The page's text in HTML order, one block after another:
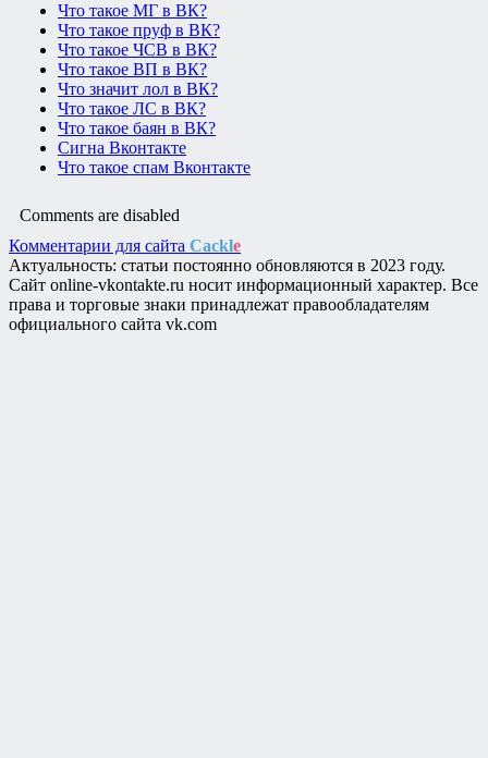
Что такое МГ в ВК?
Что такое пруф в ВК?
Что такое ЧСВ в ВК?
Что такое ВП в ВК?
Что значит лол в ВК?
Что такое ЛС в ВК?
Что такое баян в ВК?
Сигна Вконтакте
Что такое спам Вконтакте
Comments are disabled
Комментарии для сайта Cackle
Актуальность: статьи постоянно обновляются в 2023 году.
Сайт online-vkontakte.ru носит информационный характер. Все
права и торговые знаки принадлежат правообладателям
официального сайта vk.com